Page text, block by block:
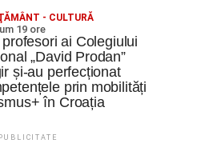
- CULTURĂ
19 ore
ai Colegiului
„David Prodan”
și-au perfecționat
prin mobilități
în Croația
PUBLICITATE